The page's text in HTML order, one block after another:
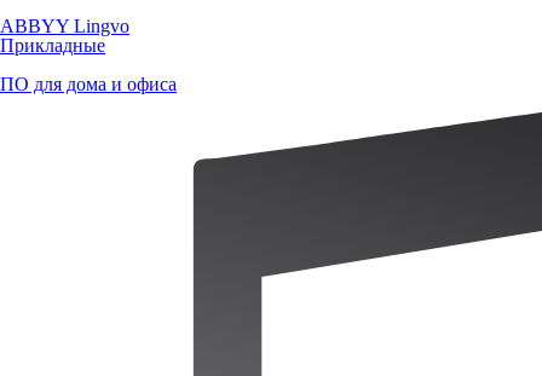
ABBYY Lingvo
Прикладные
ПО для дома и офиса